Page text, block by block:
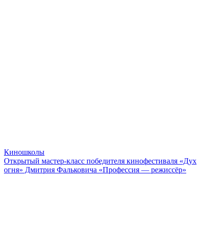
Киношколы
Открытый мастер-класс победителя кинофестиваля «Дух
огня» Дмитрия Фальковича «Профессия — режиссёр»